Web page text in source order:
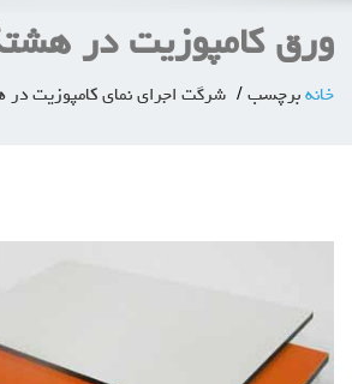
ورق كامپوزيت در
خانه برچسب شرگت اجرای نمای کامپوزیت در